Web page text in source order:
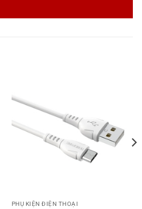
PHỤ KIỆN ĐIỆN THOẠI